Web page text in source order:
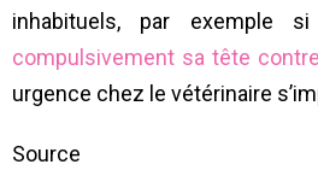
inhabituels, par exemple
compulsivement sa tête
urgence chez le vétérinaire
Source